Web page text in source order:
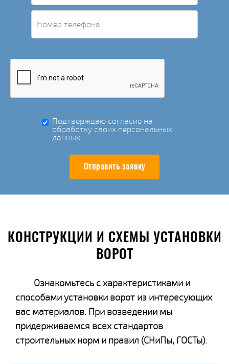
Подтверждаю согласие на
обработку своих персональных
данных
Отправить заявку
КОНСТРУКЦИИ И СХЕМЫ УСТАНОВКИ
ВОРОТ
Ознакомьтесь с характеристиками и
способами установки ворот из интересующих
вас материалов. При возведении мы
придерживаемся всех стандартов
строительных норм и правил (СНиПы, ГОСТы).